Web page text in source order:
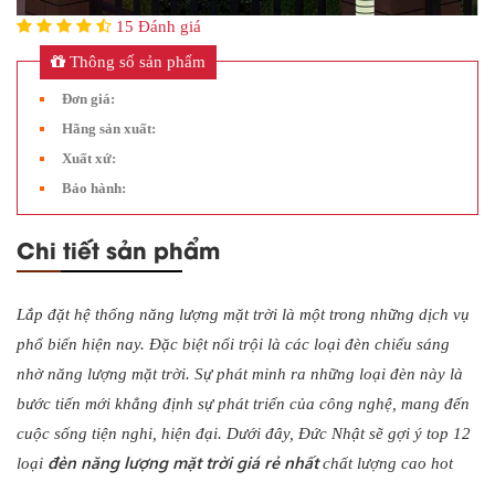
15 Đánh giá
Thông số sản phẩm
Đơn giá:
Hãng sản xuất:
Xuất xứ:
Bảo hành:
Chi tiết sản phẩm
Lắp đặt hệ thống năng lượng mặt trời là một trong những dịch vụ
phổ biến hiện nay. Đặc biệt nổi trội là các loại đèn chiếu sáng
nhờ năng lượng mặt trời. Sự phát minh ra những loại đèn này là
bước tiến mới khẳng định sự phát triển của công nghệ, mang đến
cuộc sống tiện nghi, hiện đại. Dưới đây, Đức Nhật sẽ gợi ý top 12
loại đèn năng lượng mặt trời giá rẻ nhấtchất lượng cao hot